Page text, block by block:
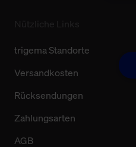
trigema Standorte
Versandkosten
Rücksendungen
Zahlungsarten
AGB